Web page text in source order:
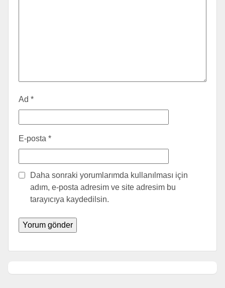
Ad *
E-posta *
Daha sonraki yorumlarımda kullanılması için
adım, e-posta adresim ve site adresim bu
tarayıcıya kaydedilsin.